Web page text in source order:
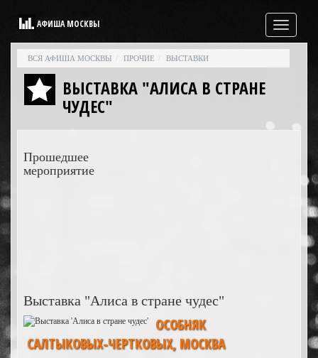
Свернутая
навигация
АФИША МОСКВЫ
ВСЯ АФИША МОСКВЫ ПРОЧИЕ ВЫСТАВКИ
ВЫСТАВКА "АЛИСА В СТРАНЕ
ЧУДЕС"
Прошедшее
мероприятие
Выставка "Алиса в стране чудес"
ОСОБНЯК
САЛТЫКОВЫХ-ЧЕРТКОВЫХ, МОСКВА